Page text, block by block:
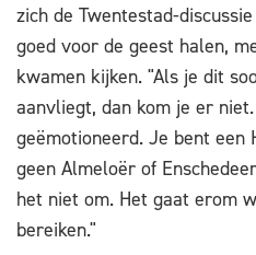
zich de Twentestad-
goed voor de geest halen,
kwamen kijken. "Als je dit
aanvliegt, dan kom je er
geëmotioneerd. Je bent een
geen Almeloër of
het niet om. Het gaat erom
bereiken."